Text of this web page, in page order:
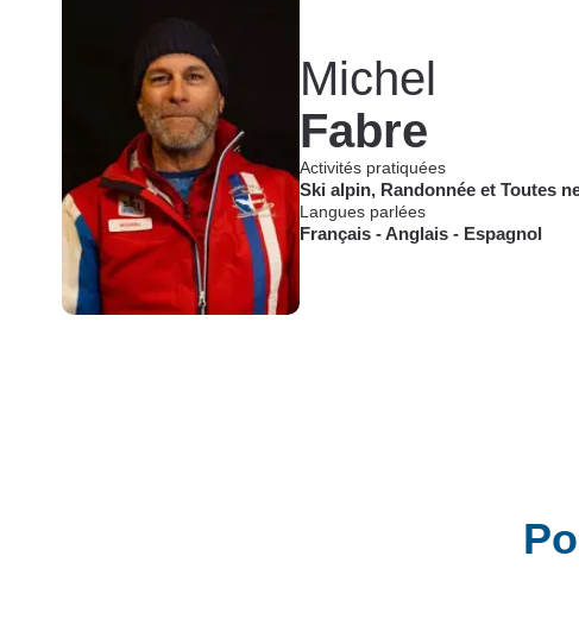
Michel
Fabre
Activités pratiquées
Ski alpin, Randonnée et Toutes
Langues parlées
Français -Anglais - Espagnol